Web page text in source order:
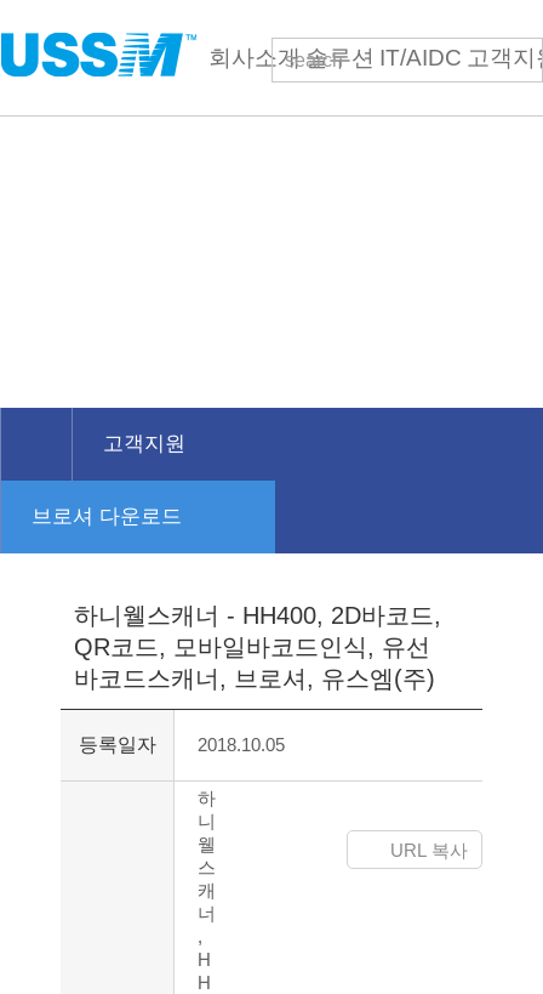
회사소개솔루션 IT/AIDC 고객지
검
고객지원
회사소개
IT/AIDC
온라인문의
브로셔 다운로드
공지사항
브로셔
매뉴얼
드라이버
하니웰스캐너 - HH400, 2D바코드,
QR코드, 모바일바코드인식, 유선
바코드스캐너, 브로셔, 유스엠(주)
등록일자 2018.10.05
하
니
웰
스
캐
너
,
H
H
URL 복사